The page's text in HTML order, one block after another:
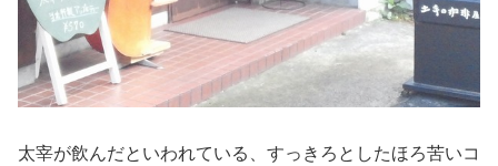
太宰が飲んだといわれている、すっきろとしたほろ苦いコ